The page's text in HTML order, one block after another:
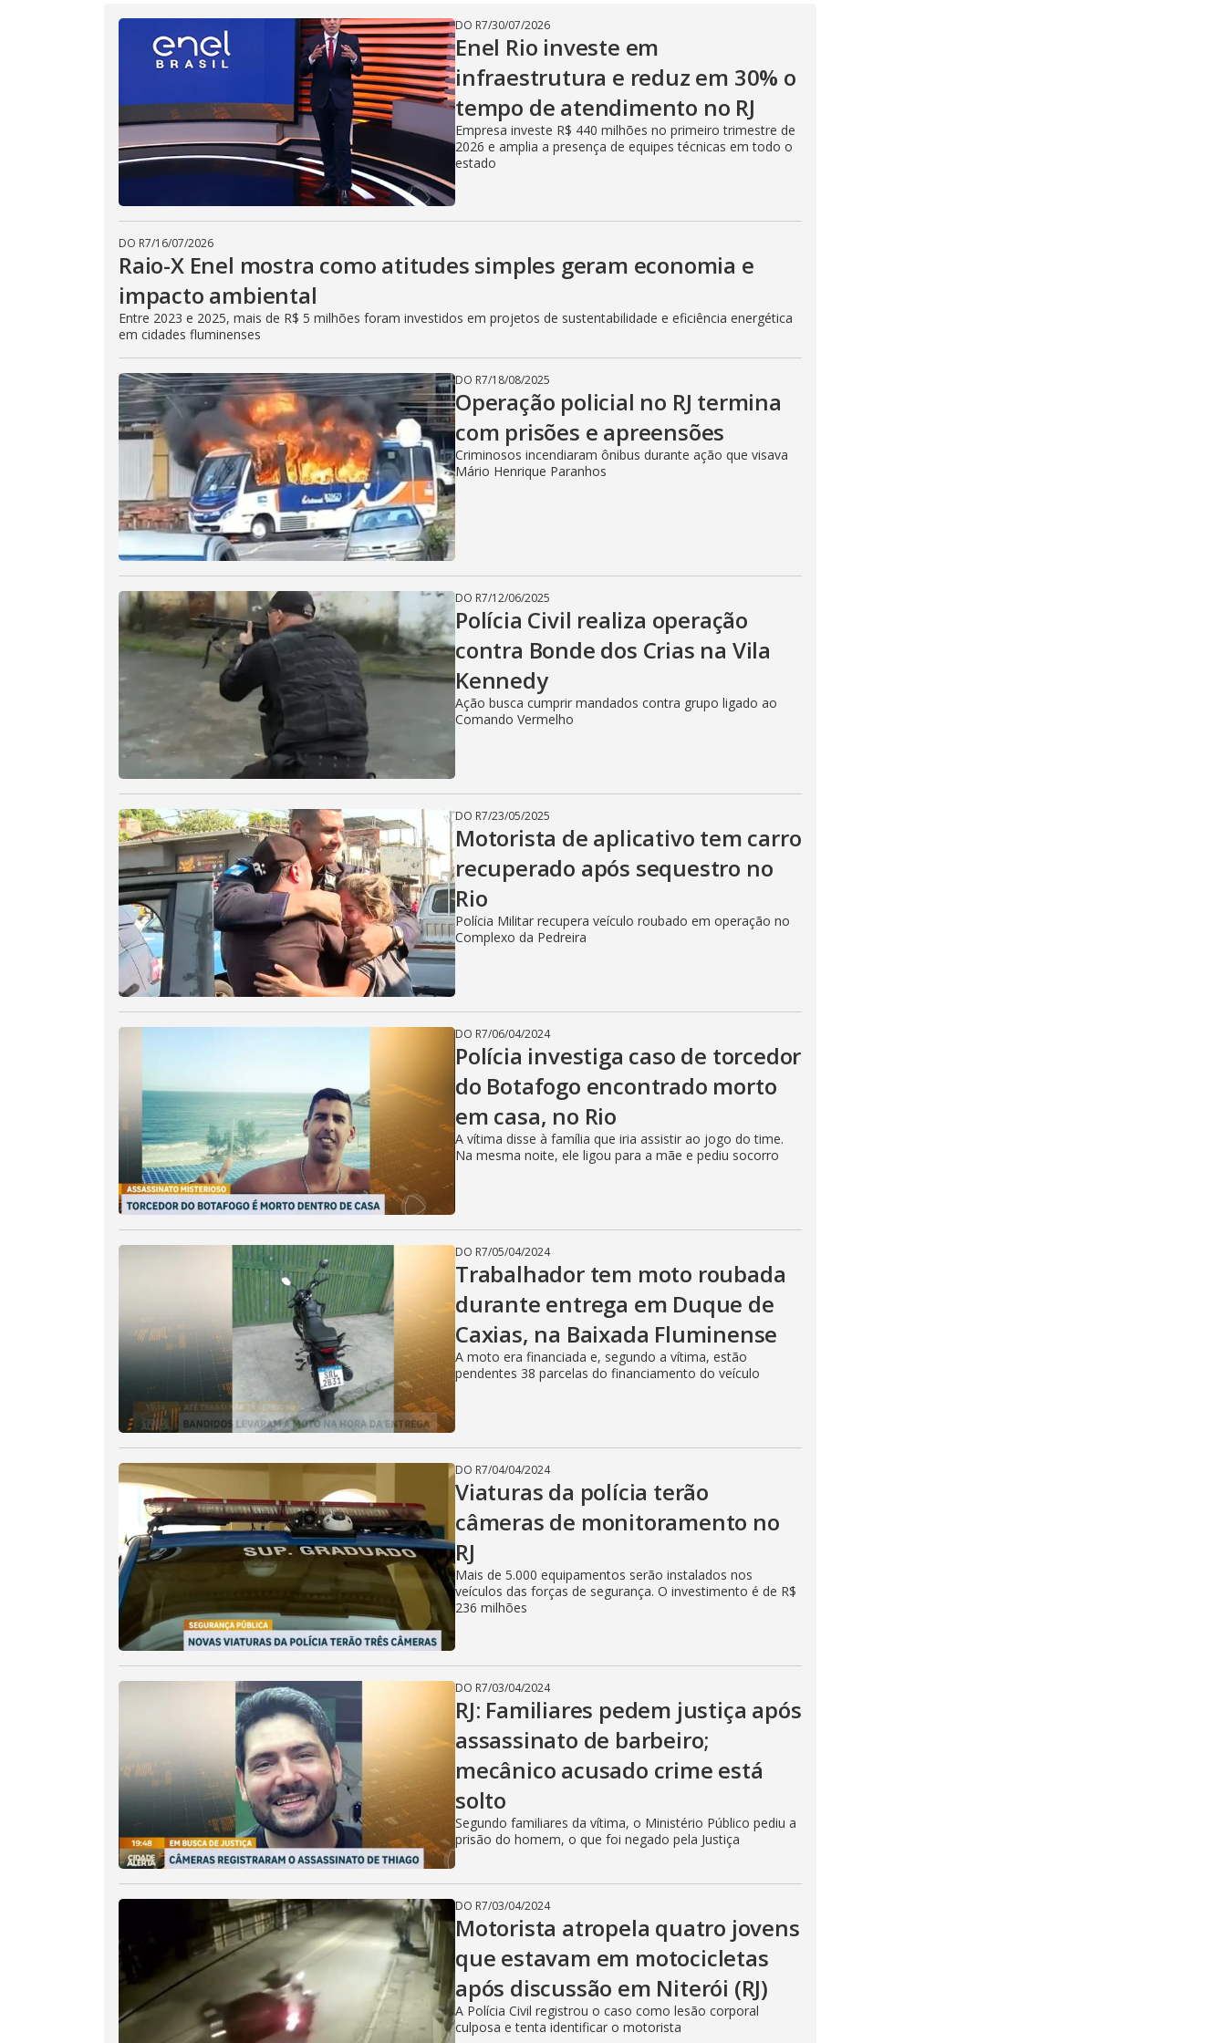
V
i
d
e
o
DO R7/30/07/2026
Enel Rio investe em
infraestrutura e reduz em 30% o
tempo de atendimento no RJ
Empresa investe R$ 440 milhões no primeiro trimestre de
2026 e amplia a presença de equipes técnicas em todo o
estado
DO R7/16/07/2026
Raio-X Enel mostra como atitudes simples geram economia e
impacto ambiental
Entre 2023 e 2025, mais de R$ 5 milhões foram investidos em projetos de sustentabilidade e eficiência energética
em cidades fluminenses
DO R7/18/08/2025
Operação policial no RJ termina
com prisões e apreensões
Criminosos incendiaram ônibus durante ação que visava
Mário Henrique Paranhos
DO R7/12/06/2025
Polícia Civil realiza operação
contra Bonde dos Crias na Vila
Kennedy
Ação busca cumprir mandados contra grupo ligado ao
Comando Vermelho
DO R7/23/05/2025
Motorista de aplicativo tem carro
recuperado após sequestro no
Rio
Polícia Militar recupera veículo roubado em operação no
Complexo da Pedreira
DO R7/06/04/2024
Polícia investiga caso de torcedor
do Botafogo encontrado morto
em casa, no Rio
A vítima disse à família que iria assistir ao jogo do time.
Na mesma noite, ele ligou para a mãe e pediu socorro
DO R7/05/04/2024
Trabalhador tem moto roubada
durante entrega em Duque de
Caxias, na Baixada Fluminense
A moto era financiada e, segundo a vítima, estão
pendentes 38 parcelas do financiamento do veículo
DO R7/04/04/2024
Viaturas da polícia terão
câmeras de monitoramento no
RJ
Mais de 5.000 equipamentos serão instalados nos
veículos das forças de segurança. O investimento é de R$
236 milhões
DO R7/03/04/2024
RJ: Familiares pedem justiça após
assassinato de barbeiro;
mecânico acusado crime está
solto
Segundo familiares da vítima, o Ministério Público pediu a
prisão do homem, o que foi negado pela Justiça
DO R7/03/04/2024
Motorista atropela quatro jovens
que estavam em motocicletas
após discussão em Niterói (RJ)
A Polícia Civil registrou o caso como lesão corporal
culposa e tenta identificar o motorista